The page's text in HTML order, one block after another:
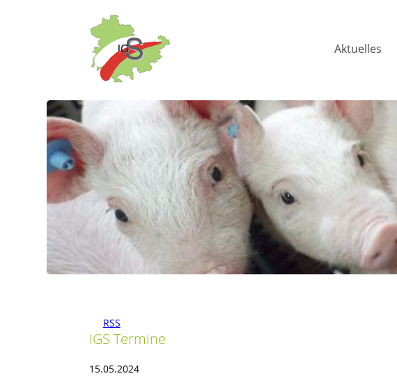
Aktuelles
RSS
IGS Termine
15.05.2024